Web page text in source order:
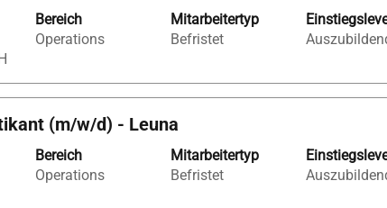
Bereich
Operations
Mitarbeitertyp
Befristet
(m/w/d) - Leuna
Bereich
Operations
Mitarbeitertyp
Befristet